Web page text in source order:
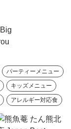
パーティーメニュー
キッズメニュー
アレルギー対応食